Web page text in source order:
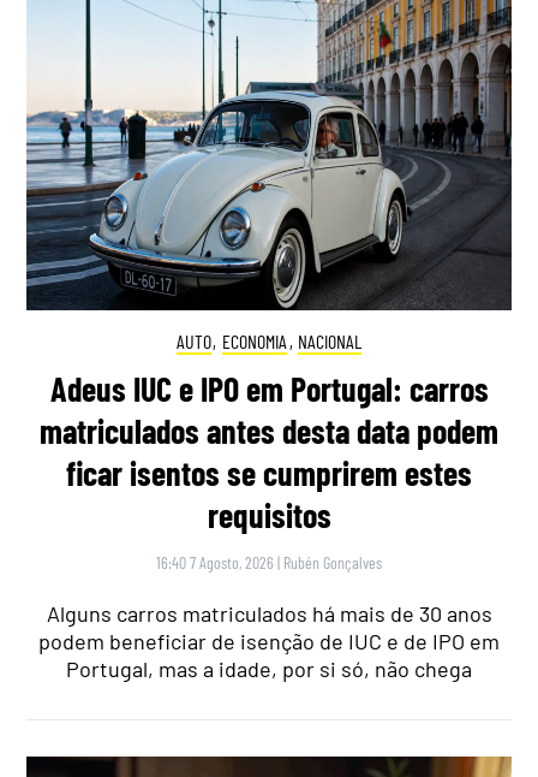
AUTO, ECONOMIA , NACIONAL
Adeus IUC e IPO em Portugal: carros
matriculados antes desta data podem
ficar isentos se cumprirem estes
requisitos
16:40 7 Agosto, 2026 | Rubén Gonçalves
Alguns carros matriculados há mais de 30 anos
podem beneficiar de isenção de IUC e de IPO em
Portugal, mas a idade, por si só, não chega